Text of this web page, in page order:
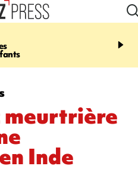
06:04
à La Réunion - des
meurtrière
Inde